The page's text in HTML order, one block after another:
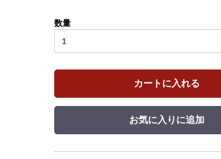
数量
カートに入れる
お気に入りに追加